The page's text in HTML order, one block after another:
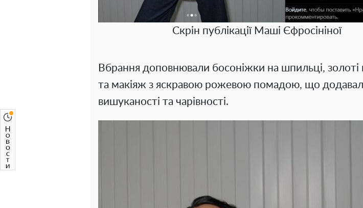
Скрін публікації Маші Єфросініної
Вбрання доповнювали босоніжки на шпильці, золоті
та макіяж з яскравою рожевою помадою, що
вишуканості та чарівності.